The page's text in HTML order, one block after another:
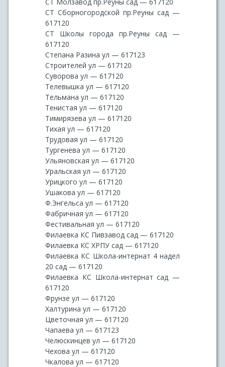
СТ Сборногородской пр.Реуны сад —
617120
СТ Школы города пр.Реуны сад —
617120
Степана Разина ул — 617123
Строителей ул — 617120
Суворова ул — 617120
Телевышка ул — 617120
Тельмана ул — 617120
Тенистая ул — 617120
Тимирязева ул — 617120
Тихая ул — 617120
Трудовая ул — 617120
Тургенева ул — 617120
Ульяновская ул — 617120
Уральская ул — 617120
Урицкого ул — 617120
Ушакова ул — 617120
Ф.Энгельса ул — 617120
Фабричная ул — 617120
Фестивальная ул — 617120
Филаевка КС Пивзавод сад — 617120
Филаевка КС ХРПУ сад — 617120
Филаевка КС Школа-интернат 4 надел
20 сад — 617120
Филаевка КС Школа-интернат сад —
617120
Фрунзе ул — 617120
Халтурина ул — 617120
Цветочная ул — 617120
Чапаева ул — 617123
Челюскинцев ул — 617120
Чехова ул — 617120
Чкалова ул — 617120